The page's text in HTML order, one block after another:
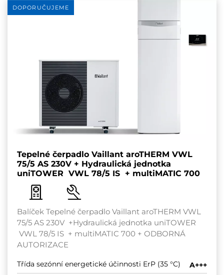
DOPORUČUJEME
Tepelné čerpadlo Vaillant aroTHERM VWL
75/5 AS 230V + Hydraulická jednotka
uniTOWER VWL 78/5 IS + multiMATIC 700
Balíček Tepelné čerpadlo Vaillant aroTHERM VWL
75/5 AS 230V +Hydraulická jednotka uniTOWER
VWL 78/5 IS + multiMATIC 700 + ODBORNÁ
AUTORIZACE
Třída sezónní energetické účinnosti ErP (35 °C)
A+++